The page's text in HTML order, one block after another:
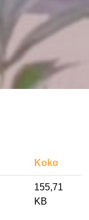
Koko
155,71
KB